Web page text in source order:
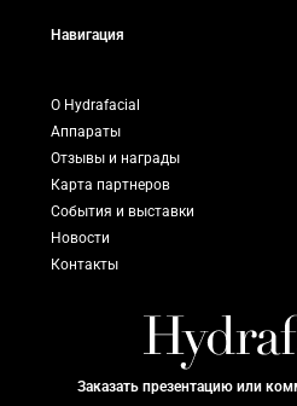
Навигация
О Hydrafacial
Аппараты
Отзывы и награды
Карта партнеров
События и выставки
Новости
Контакты
Заказать презентацию или